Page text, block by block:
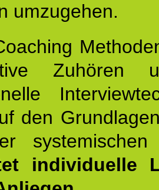
umzugehen.
Zuhören
den
systemischen
individuelle